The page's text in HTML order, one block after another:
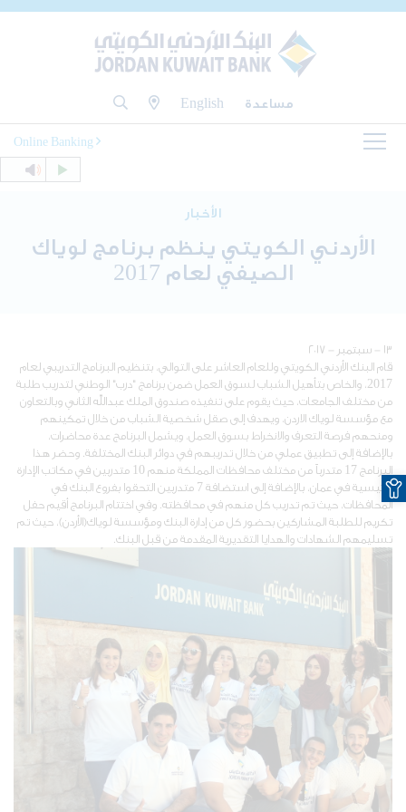
مساعدة English
Online Banking
الأخبار
الأردني الكويتي ينظم برنامج لوياك
الصيفي لعام 2017
١٣ - سبتمبر - ٢٠١٧
قام البنك الأردني الكويتي وللعام العاشر على التوالي، بتنظيم البرنامج التدريبي لعام
2017، والخاص بتأهيل الشباب لسوق العمل ضمن برنامج "درب" الوطني لتدريب طلبة
من مختلف الجامعات، حيث يقوم على تنفيذه صندوق الملك عبدالله الثاني وبالتعاون
مع مؤسسة لوياك الاردن، ويهدف إلى صقل شخصية الشباب من خلال تمكينهم
ومنحهم فرصة التعرف والانخراط بسوق العمل، ويشمل البرنامج عدة محاضرات،
بالإضافة إلى تطبيق عملي من خلال تدريبهم في دوائر البنك المختلفة. وحضر هذا
البرنامج 17 متدرباً من مختلف محافظات المملكة منهم 10 متدربين في مكاتب الإدارة
الرئيسية في عمان، بالإضافة إلى استضافة 7 متدربين التحقوا بفروع البنك في
المحافظات، حيث تم تدريب كل منهم في محافظته. وفي اختتام البرنامج أقيم حفل
تكريم للطلبة المشاركين بحضور كل من إدارة البنك ومؤسسة لوياك(الأردن)، حيث تم
تسليمهم الشهادات والهدايا التقديرية المقدمة من قبل البنك.